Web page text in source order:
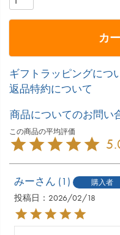
カ
ギフトラッピングにつ
返品特約について
商品についてのお問い
みー 1 購入者
投稿日
2026/02/18